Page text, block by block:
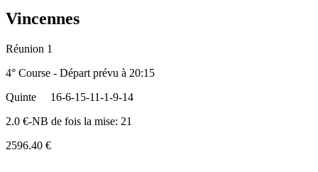
Vincennes
Réunion 1
4° Course - Départ prévu à 20:15
Quinte
16-6-15-11-1-9-14
2.0 €-NB de fois la mise: 21
2596.40 €